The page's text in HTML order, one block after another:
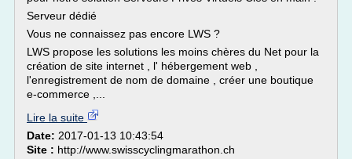
Serveur dédié
Vous ne connaissez pas encore LWS ?
LWS propose les solutions les moins chères du Net pour la
création de site internet , l' hébergement web ,
l'enregistrement de nom de domaine , créer une boutique
e-commerce ,...
Lire la suite
Date: 2017-01-13 10:43:54
Site : http://www.swisscyclingmarathon.ch